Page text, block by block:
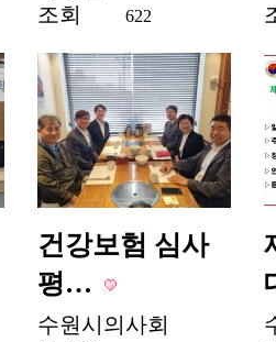
조회 622
건강보험 심사
평…
수원시의사회